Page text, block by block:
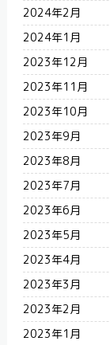
2024年2月
2024年1月
2023年12月
2023年11月
2023年10月
2023年9月
2023年8月
2023年7月
2023年6月
2023年5月
2023年4月
2023年3月
2023年2月
2023年1月